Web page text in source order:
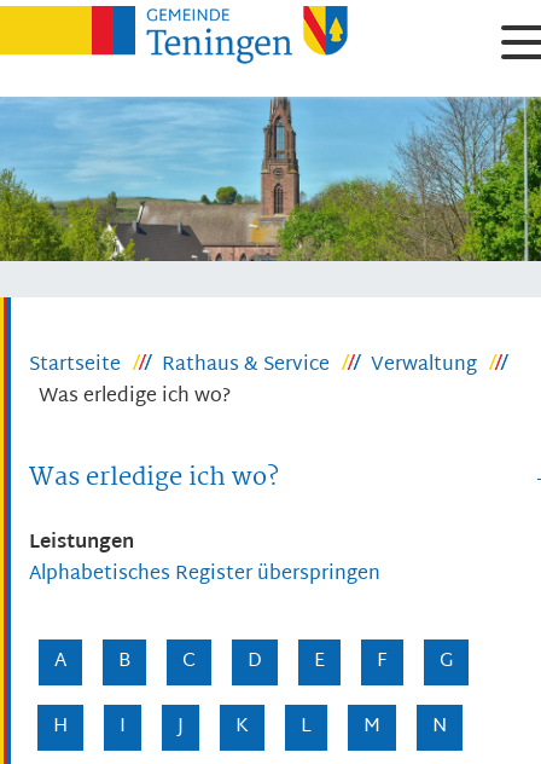
Startseite Rathaus & Service
Verwaltung
Was erledige ich wo?
Was erledige ich wo?
Leistungen
Alphabetisches Register überspringen
A B C D E F
G
H
I J K L M
N